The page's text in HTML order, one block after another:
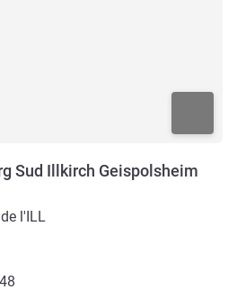
Sud Illkirch Geispolsheim
l'ILL